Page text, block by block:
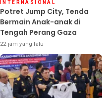
INTERNASIONAL
Potret Jump City, Tenda
Bermain Anak-anak di
Tengah Perang Gaza
22 jam yang lalu